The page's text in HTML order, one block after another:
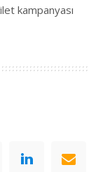
kampanyası